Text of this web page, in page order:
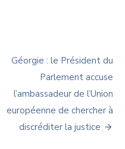
Géorgie : le Président du
Parlement accuse
l’ambassadeur de l’Union
européenne de chercher à
discréditer la justice